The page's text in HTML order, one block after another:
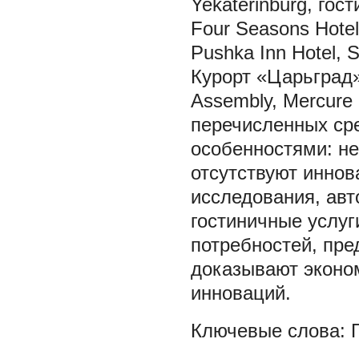
Yekaterinburg,
Four Seasons
Pushka Inn Hotel,
Курорт
Assembly,
перечисленных
особенностями:
отсутствуют
исследования,
гостиничные
потребностей,
доказывают
инноваций.